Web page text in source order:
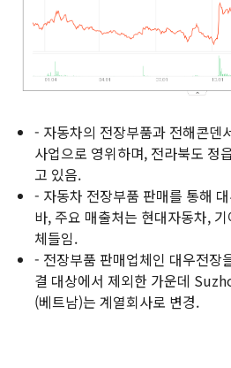
- 자동차의 전장부품과 전해콘덴
사업으로 영위하며, 전라북도 정
고 있음.
- 자동차 전장부품 판매를 통해
바, 주요 매출처는 현대자동차,
체들임.
- 전장부품 판매업체인 대우전장
결 대상에서 제외한 가운데
(베트남)는 계열회사로 변경.